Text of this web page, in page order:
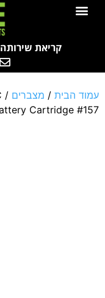
לתוכן
קריאת שירות
עמוד הבית / מצברים /
Cartridge #157